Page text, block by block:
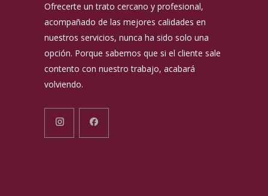
Ofrecerte un trato cercano y profesional,
acompañado de las mejores calidades en
nuestros servicios, nunca ha sido solo una
opción. Porque sabemos que si el cliente sale
contento con nuestro trabajo, acabará
volviendo.